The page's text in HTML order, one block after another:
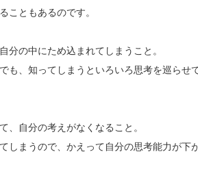
こともあるのです。
分の中にため込まれてしまうこと。
も、知ってしまうといろいろ思考を巡らせ
、自分の考えがなくなること。
しまうので、かえって自分の思考能力が下